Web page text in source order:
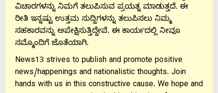
ವಿಚಾರಗಳನ್ನು ನಿಮಗೆ ತಲುಪಿಸುವ ಪ್ರಯತ್ನ ಮಾಡುತ್ತದೆ. ಈ
ರೀತಿ ಇನ್ನಷ್ಟು ಉತ್ತಮ ಸುದ್ದಿಗಳನ್ನು ತಲುಪಿಸಲು ನಿಮ್ಮ
ಸಹಕಾರವನ್ನು ಅಪೇಕ್ಷಿಸುತ್ತಿದ್ದೇವೆ. ಈ ಕಾರ್ಯದಲ್ಲಿ ನೀವೂ
ನಮ್ಮೊಂದಿಗೆ ಜೊತೆಯಾಗಿ.
News13 strives to publish and promote positive
news/happenings and nationalistic thoughts. Join
hands with us in this constructive cause. We hope and